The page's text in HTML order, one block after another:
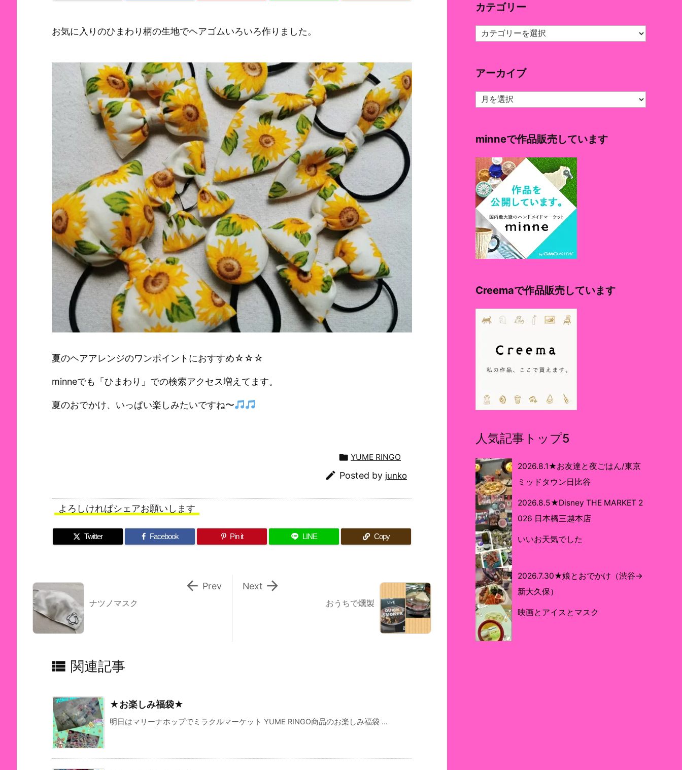
お気に入りのひまわり柄の生地でヘアゴムいろいろ作りました。
夏のヘアアレンジのワンポイントにおすすめ☆☆☆
minneでも「ひまわり」での検索アクセス増えてます。
夏のおでかけ、いっぱい楽しみたいですね〜
 YUME RINGO
 Posted by junko
よろしければシェアお願いします
Twitter Facebook Pin it LINE Copy
おうちで燻製

Next
ナツノマスク
 Prev
 関連記事
★お楽しみ福袋★
明日はマリーナホップでミラクルマーケット YUME RINGO商品のお楽しみ福袋 ...
カテゴリー
カ
テ
ー
アーカイブ
ア
ー
ブ
minneで作品販売しています
Creemaで作品販売しています
人気記事トップ5
2026.8.1★お友達と夜ごはん/東京
ミッドタウン日比谷
2026.8.5★Disney THE MARKET 2
026 日本橋三越本店
いいお天気でした
2026.7.30★娘とおでかけ（渋谷→
新大久保）
映画とアイスとマスク